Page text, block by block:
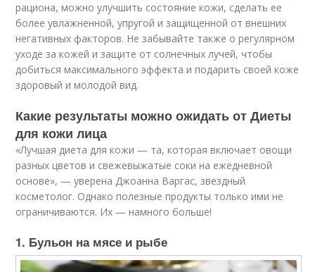
рациона, можно улучшить состояние кожи, сделать ее
более увлажненной, упругой и защищенной от внешних
негативных факторов. Не забывайте также о регулярном
уходе за кожей и защите от солнечных лучей, чтобы
добиться максимального эффекта и подарить своей коже
здоровый и молодой вид.
Какие результаты можно ожидать от Диеты
для кожи лица
«Лучшая диета для кожи — та, которая включает овощи
разных цветов и свежевыжатые соки на ежедневной
основе», — уверена Джоанна Варгас, звездный
косметолог. Однако полезные продукты только ими не
ограничиваются. Их — намного больше!
1. Бульон на мясе и рыбе